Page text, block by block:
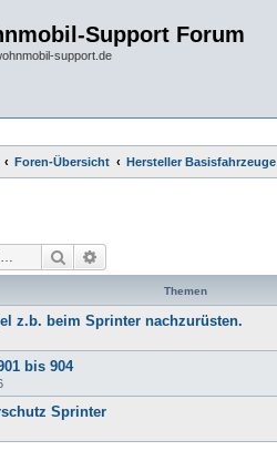
Support Forum
support.de
Foren-Übersicht Hersteller Basisfahrzeuge
Suche
Themen
z.b. beim Sprinter nachzurüsten.
bis 904
Sprinter